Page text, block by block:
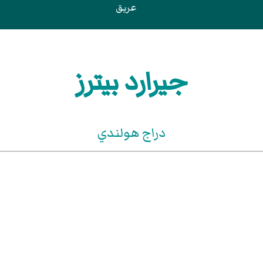
عريق
جيرارد بيترز
دراج هولندي